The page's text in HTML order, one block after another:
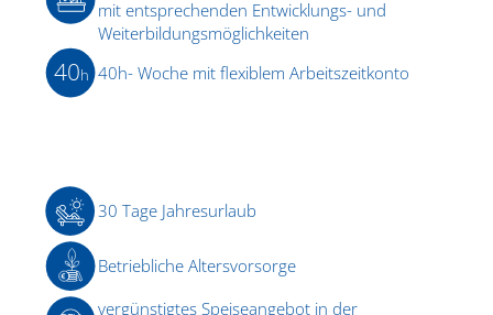
mit entsprechenden Entwicklungs- und
Weiterbildungsmöglichkeiten
40h 40h- Woche mit flexiblem Arbeitszeitkonto
30 Tage Jahresurlaub
Betriebliche Altersvorsorge
vergünstigtes Speiseangebot in der